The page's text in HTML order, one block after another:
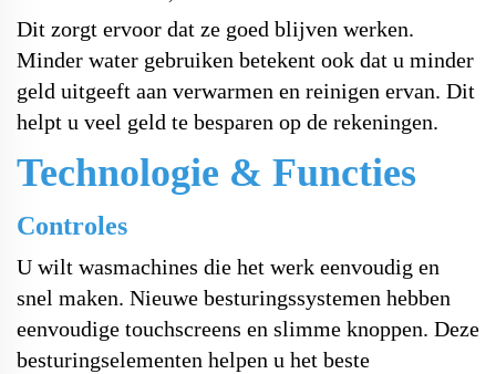
Dit zorgt ervoor dat ze goed blijven werken.
Minder water gebruiken betekent ook dat u minder
geld uitgeeft aan verwarmen en reinigen ervan. Dit
helpt u veel geld te besparen op de rekeningen.
Technologie & Functies
Controles
U wilt wasmachines die het werk eenvoudig en
snel maken. Nieuwe besturingssystemen hebben
eenvoudige touchscreens en slimme knoppen. Deze
besturingselementen helpen u het beste